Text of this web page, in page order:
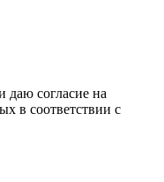
даю согласие на
в соответствии с